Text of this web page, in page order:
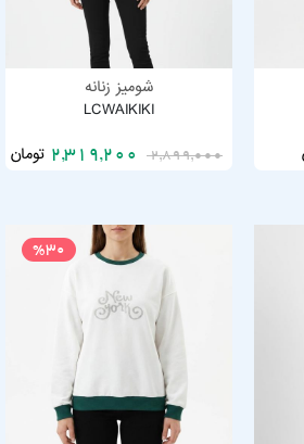
شومیز زنانه
LCWAIKIKI
2,899,000 تومان
%30